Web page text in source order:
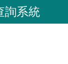
詢系統